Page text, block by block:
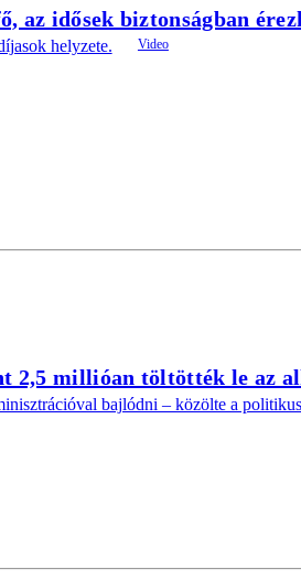
az idősek biztonságban
helyzete.
2,5 millióan töltötték le az
bajlódni – közölte a